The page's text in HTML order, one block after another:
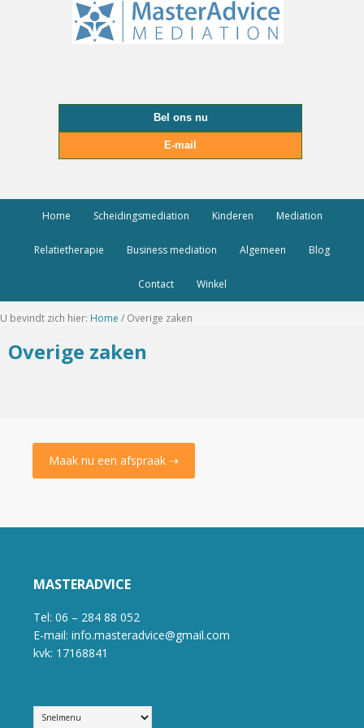
Bel ons nu
E-mail
Home Scheidingsmediation Kinderen Mediation
Relatietherapie Business mediation Algemeen Blog
Contact Winkel
U bevindt zich hier: Home / Overige zaken
Overige zaken
Maak nu een afspraak ⇢
MASTERADVICE
Tel: 06 – 284 88 052
E-mail: info.masteradvice@gmail.com
kvk: 17168841